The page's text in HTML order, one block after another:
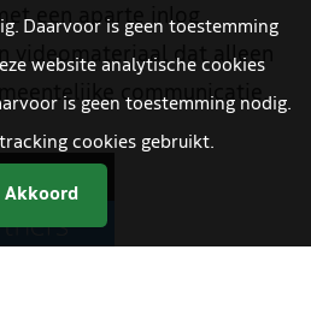
een aparte inlog
videomateriaal dat alleen
communicatie.
Daarvoor is geen toestemming
website analytische cookies
is geen toestemming nodig.
cookies gebruikt.
Akkoord